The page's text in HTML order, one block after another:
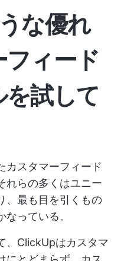
な優れ
ィード
試して
カスタマーフィード
れらの多くはユニー
、最も目を引くもの
っている。
、ClickUpはカスタマ